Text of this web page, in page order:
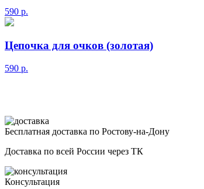
590 р.
Цепочка для очков (золотая)
590 р.
Бесплатная доставка по Ростову-на-Дону
Доставка по всей России через ТК
Консультация